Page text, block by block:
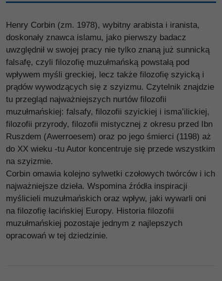
Henry Corbin (zm. 1978), wybitny arabista i iranista,
doskonały znawca islamu, jako pierwszy badacz
uwzględnił w swojej pracy nie tylko znaną już sunnicką
falsafę, czyli filozofię muzułmańską powstałą pod
wpływem myśli greckiej, lecz także filozofię szyicką i
prądów wywodzących się z szyizmu. Czytelnik znajdzie
tu przegląd najważniejszych nurtów filozofii
muzułmańskiej: falsafy, filozofii szyickiej i isma’ilickiej,
filozofii przyrody, filozofii mistycznej z okresu przed Ibn
Ruszdem (Awerroesem) oraz po jego śmierci (1198) aż
do XX wieku -tu Autor koncentruje się przede wszystkim
na szyizmie.
Corbin omawia kolejno sylwetki czołowych twórców i ich
najważniejsze dzieła. Wspomina źródła inspiracji
myślicieli muzułmańskich oraz wpływ, jaki wywarli oni
na filozofię łacińskiej Europy. Historia filozofii
muzułmańskiej pozostaje jednym z najlepszych
opracowań w tej dziedzinie.